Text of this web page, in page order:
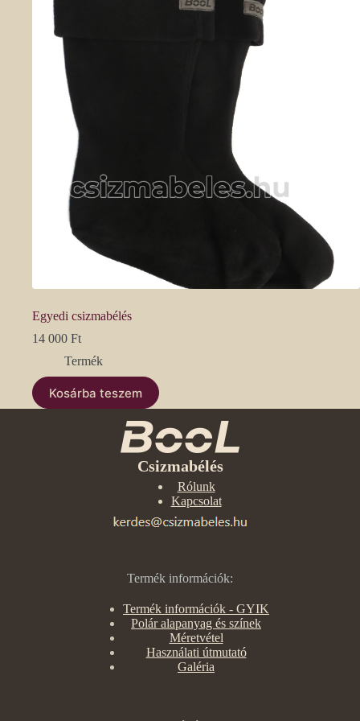
Egyedi csizmabélés
14 000 Ft
Termék
Kosárba teszem
Csizmabélés
Rólunk
Kapcsolat
Termék információk:
Termék információk - GYIK
Polár alapanyag és színek
Méretvétel
Használati útmutató
Galéria